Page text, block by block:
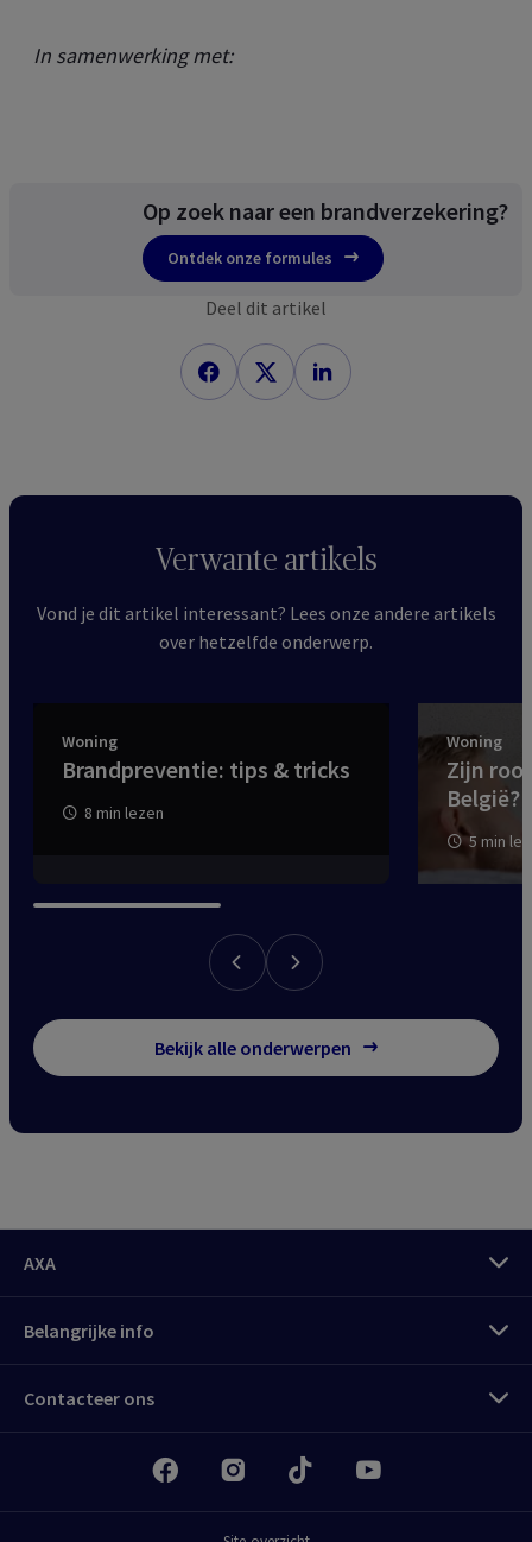
Meld u aan
AXA Pro klantenzone
Alles over uw professionele
In samenwerking met:
Op zoek naar een brandverzekering?
Ontdek onze formules
Deel dit artikel
Verwante artikels
Vond je dit artikel interessant? Lees onze andere artikels
over hetzelfde onderwerp.
Woning
Brandpreventie: tips & tricks
8 min lezen
Woning
Zijn
België?
5 min
Bekijk alle onderwerpen
AXA
Belangrijke info
Contacteer ons